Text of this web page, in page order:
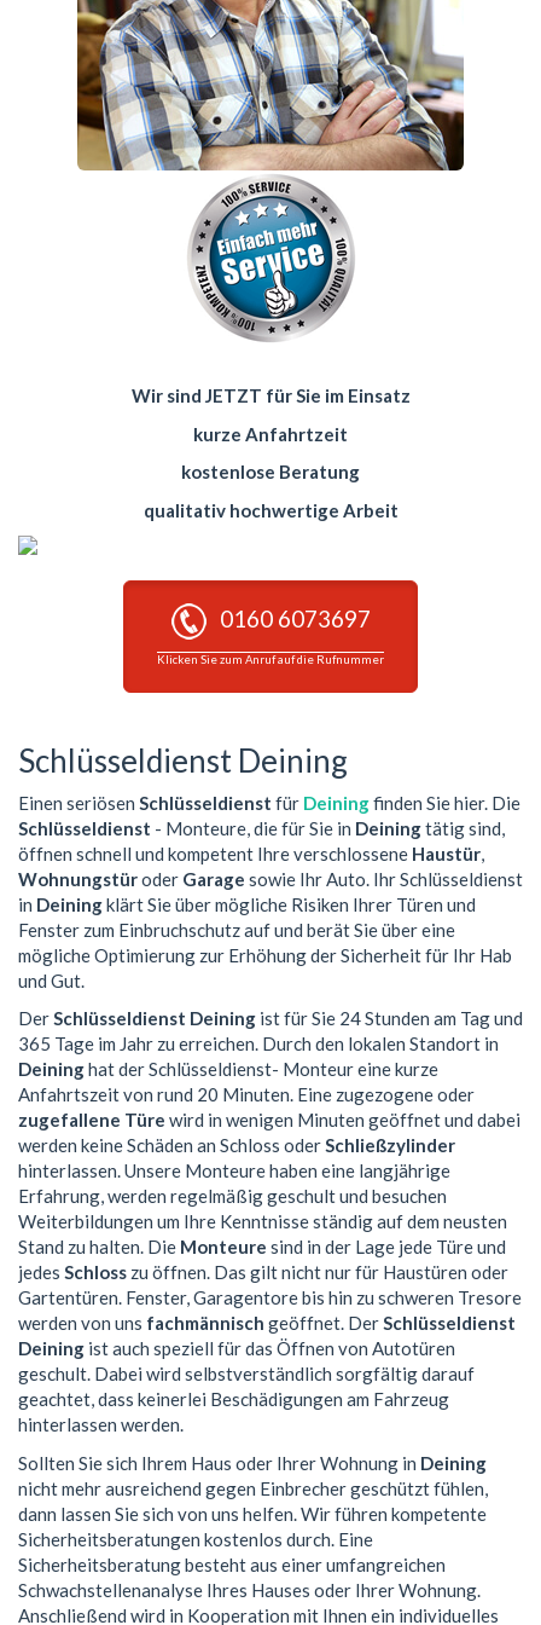
Wir sind JETZT für Sie im Einsatz
kurze Anfahrtzeit
kostenlose Beratung
qualitativ hochwertige Arbeit
0160 6073697
Klicken Sie zum Anruf auf die Rufnummer
Schlüsseldienst Deining
Einen seriösen Schlüsseldienst für Deiningfinden Sie hier. Die
Schlüsseldienst - Monteure, die für Sie in Deiningtätig sind,
öffnen schnell und kompetent Ihre verschlossene Haustür,
Wohnungstüroder Garage sowie Ihr Auto. Ihr Schlüsseldienst
in Deiningklärt Sie über mögliche Risiken Ihrer Türen und
Fenster zum Einbruchschutz auf und berät Sie über eine
mögliche Optimierung zur Erhöhung der Sicherheit für Ihr Hab
und Gut.
DerSchlüsseldienst Deining ist für Sie 24 Stunden am Tag und
365 Tage im Jahr zu erreichen. Durch den lokalen Standort in
Deininghat der Schlüsseldienst- Monteur eine kurze
Anfahrtszeit von rund 20 Minuten. Eine zugezogene oder
zugefallene Türe wird in wenigen Minuten geöffnet und dabei
werden keine Schäden an Schloss oderSchließzylinder
hinterlassen. Unsere Monteure haben eine langjährige
Erfahrung, werden regelmäßig geschult und besuchen
Weiterbildungen um Ihre Kenntnisse ständig auf dem neusten
Stand zu halten. Die Monteure sind in der Lage jede Türe und
jedes Schloss zu öffnen. Das gilt nicht nur für Haustüren oder
Gartentüren. Fenster, Garagentore bis hin zu schweren Tresore
werden von uns fachmännisch geöffnet. DerSchlüsseldienst
Deining ist auch speziell für das Öffnen von Autotüren
geschult. Dabei wird selbstverständlich sorgfältig darauf
geachtet, dass keinerlei Beschädigungen am Fahrzeug
hinterlassen werden.
Sollten Sie sich Ihrem Haus oder Ihrer Wohnung in Deining
nicht mehr ausreichend gegen Einbrecher geschützt fühlen,
dann lassen Sie sich von uns helfen. Wir führen kompetente
Sicherheitsberatungen kostenlos durch. Eine
Sicherheitsberatung besteht aus einer umfangreichen
Schwachstellenanalyse Ihres Hauses oder Ihrer Wohnung.
Anschließend wird in Kooperation mit Ihnen ein individuelles